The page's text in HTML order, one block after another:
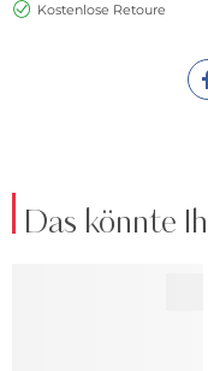
Kostenlose Retoure
Das könnte